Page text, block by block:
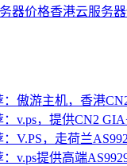
器价格香港云服务
：傲游主机，香港
v.ps，提供CN2
V.PS，走荷兰
v.ps提供高端